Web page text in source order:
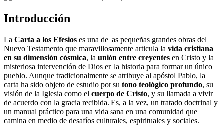
Introducción
La Carta a los Efesios es una de las pequeñas grandes obras del
Nuevo Testamento que maravillosamente articula la vida cristiana
en su dimensión cósmica, la unión entre creyentes en Cristo y la
misteriosa intervención de Dios en la historia para formar un único
pueblo. Aunque tradicionalmente se atribuye al apóstol Pablo, la
carta ha sido objeto de estudio por su tono teológico profundo, su
visión de la Iglesia como el cuerpo de Cristo, y su llamada a vivir
de acuerdo con la gracia recibida. Es, a la vez, un tratado doctrinal y
un manual práctico para una vida sana en una comunidad que
camina en medio de desafíos culturales, espirituales y sociales.